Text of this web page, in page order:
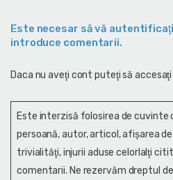
Este necesar să vă
introduce comentarii.
Daca nu aveţi cont puteţi să
Este interzisă folosirea de cuvinte
persoană, autor, articol, afişarea
trivialităţi, injurii aduse celorlalţi
comentarii. Ne rezervăm dreptul